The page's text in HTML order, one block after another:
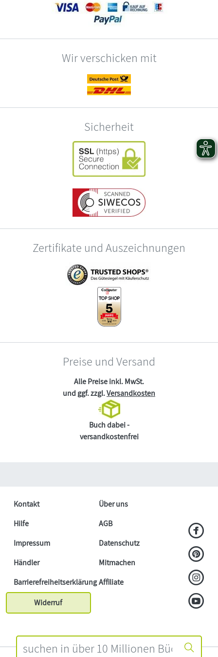
Wir verschicken mit
Sicherheit
Zertifikate und Auszeichnungen
Preise und Versand
Alle Preise inkl. MwSt.
und ggf. zzgl.Versandkosten
Buch dabei -
versandkostenfrei
Kontakt
Über uns
Hilfe
AGB
Impressum
Datenschutz
Händler
Mitmachen
BarrierefreiheitserklärungAffiliate
Widerruf